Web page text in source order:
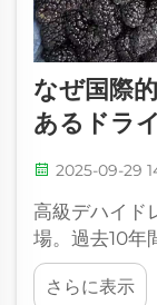
なぜ国際
あるドラ
2025-09-29
高級デハイド
場。過去10年
国際取引は著
売業者に有
さらに表示